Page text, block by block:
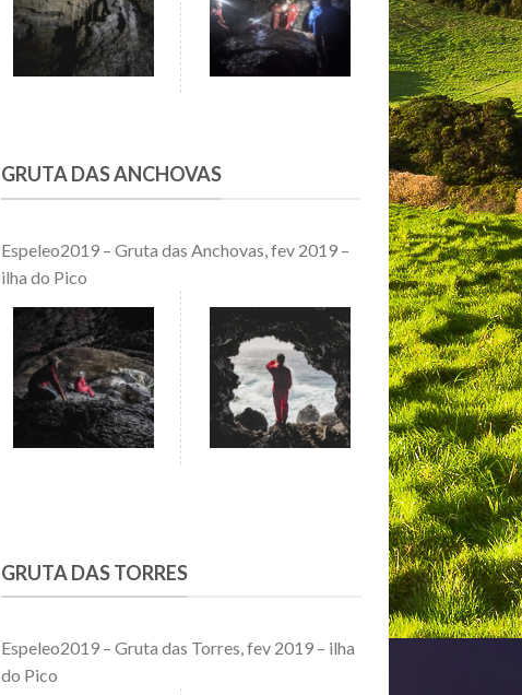
GRUTA DAS ANCHOVAS
Espeleo2019 – Gruta das Anchovas, fev 2019 –
ilha do Pico
GRUTA DAS TORRES
Espeleo2019 – Gruta das Torres, fev 2019 – ilha
do Pico